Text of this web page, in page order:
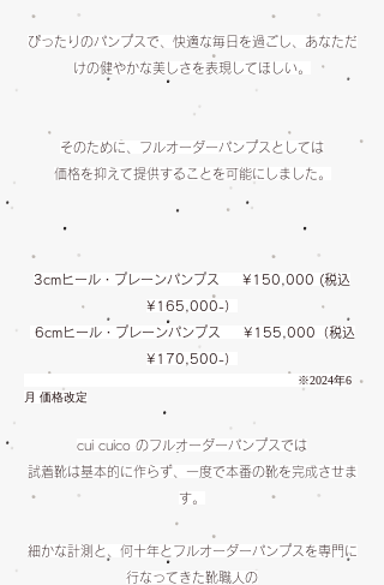
ぴったりのパンプスで、快適な毎日を過ごし、あなただ
けの健やかな美しさを表現してほしい。
そのために、フルオーダーパンプスとしては
価格を抑えて提供することを可能にしました。
3cmヒール・プレーンパンプス ¥150,000 (税込
¥ 165,000-）
6cmヒール・プレーンパンプス ¥155,000（税込
¥170,500-）
​ ※2024年6
月 価格改定
cui cuico のフルオーダーパンプスでは
試着靴は基本的に作らず、一度で本番の靴を完成させま
す。
細かな計測と、何十年とフルオーダーパンプスを専門に
行なってきた靴職人の